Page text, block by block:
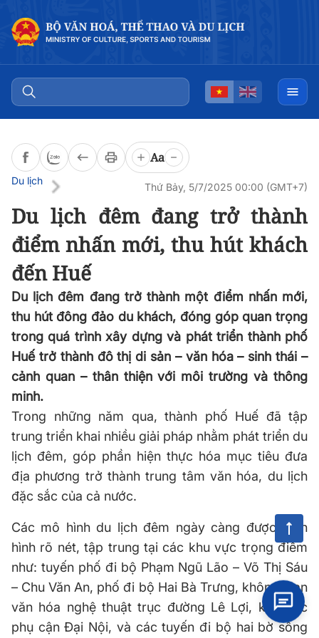
Aa
Du lịch
Thứ Bảy, 5/7/2025 00:00 (GMT+7)
Du lịch đêm đang trở thành
điểm nhấn mới, thu hút khách
đến Huế
Du lịch đêm đang trở thành một điểm nhấn mới,
thu hút đông đảo du khách, đóng góp quan trọng
trong quá trình xây dựng và phát triển thành phố
Huế trở thành đô thị di sản – văn hóa – sinh thái –
cảnh quan – thân thiện với môi trường và thông
minh.
Trong những năm qua, thành phố Huế đã tập
trung triển khai nhiều giải pháp nhằm phát triển du
lịch đêm, góp phần hiện thực hóa mục tiêu đưa
địa phương trở thành trung tâm văn hóa, du lịch
đặc sắc của cả nước.
Các mô hình du lịch đêm ngày càng được định
hình rõ nét, tập trung tại các khu vực trọng điểm
như: tuyến phố đi bộ Phạm Ngũ Lão – Võ Thị Sáu
– Chu Văn An, phố đi bộ Hai Bà Trưng, không gian
văn hóa nghệ thuật trục đường Lê Lợi, khu vực
phụ cận Đại Nội, và các tuyến đi bộ hai bờ sông
Đọc bài